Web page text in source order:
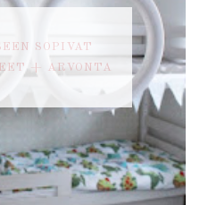
SOPIVAT
+ ARVONTA